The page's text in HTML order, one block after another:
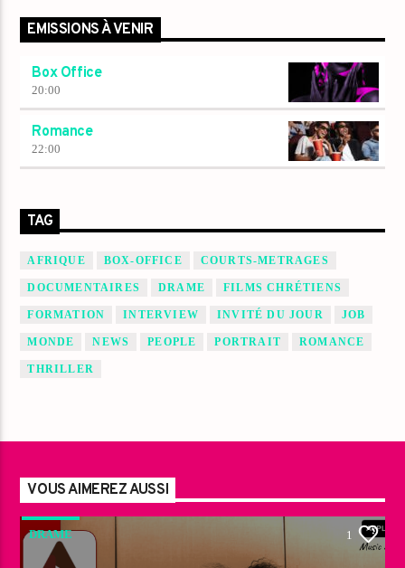
EMISSIONS À VENIR
Box Office
20:00
Romance
22:00
TAG
AFRIQUE BOX-OFFICE COURTS-METRAGES
DOCUMENTAIRES DRAME FILMS CHRÉTIENS
FORMATION INTERVIEW INVITÉ DU JOUR JOB
MONDE NEWS PEOPLE PORTRAIT ROMANCE
THRILLER
VOUS AIMEREZ AUSSI
DRAME 1